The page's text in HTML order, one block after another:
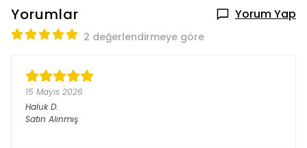
Yorumlar Yorum Yap
2 değerlendirmeye göre
15 Mayıs 2026
Haluk D.
Satın Alınmış